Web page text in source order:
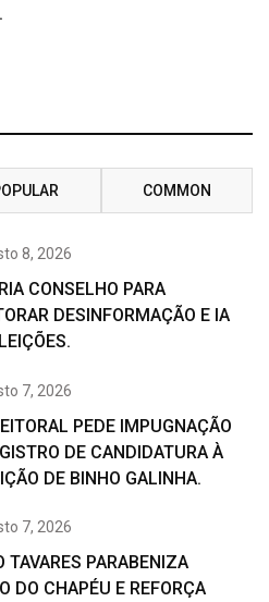
COMMON
8, 2026
CONSELHO PARA
DESINFORMAÇÃO E IA
7, 2026
PEDE IMPUGNAÇÃO
DE CANDIDATURA À
DE BINHO GALINHA.
7, 2026
TAVARES PARABENIZA
DO CHAPÉU E REFORÇA